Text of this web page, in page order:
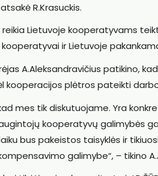
R.Krasuckis.
reikia Lietuvoje kooperatyvams
ir Lietuvoje
A.Aleksandravičius patikino,
kooperacijos plėtros pateikti
mes tik diskutuojame. Yra
kooperatyvų galimybės
bus pakeistos taisyklės ir
galimybe“, – tikino